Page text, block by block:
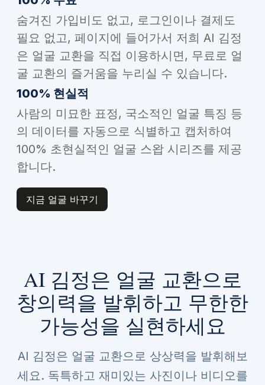
숨겨진 가입비도 없고, 로그인이나 결제도
필요 없고, 페이지에 들어가서 저희 AI 김정
은 얼굴 교환을 직접 이용하시면, 무료로 얼
굴 교환의 즐거움을 누리실 수 있습니다.
100% 현실적
사람의 미묘한 표정, 국소적인 얼굴 특징 등
의 데이터를 자동으로 식별하고 캡처하여
100% 초현실적인 얼굴 스왑 시리즈를 제공
합니다.
지금 얼굴 바꾸기
AI 김정은 얼굴 교환으로
창의력을 발휘하고 무한한
가능성을 실현하세요
AI 김정은 얼굴 교환으로 상상력을 발휘해보
세요. 독특하고 재미있는 사진이나 비디오를